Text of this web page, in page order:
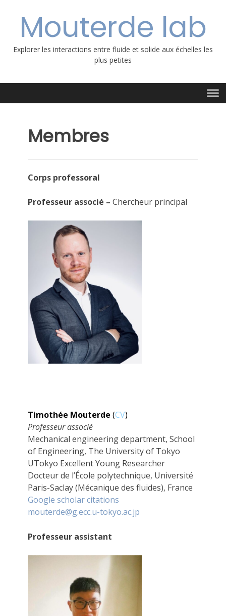
contenuMouterde lab
Explorer les interactions entre fluide et solide aux échelles les
plus petites
Membres
Corps professoral
Professeur associé – Chercheur principal
Timothée Mouterde (CV)
Professeur associé
Mechanical engineering department, School
of Engineering, The University of Tokyo
UTokyo Excellent Young Researcher
Docteur de l’École polytechnique, Université
Paris-Saclay (Mécanique des fluides), France
Google scholar citations
mouterde@g.ecc.u-tokyo.ac.jp
Professeur assistant